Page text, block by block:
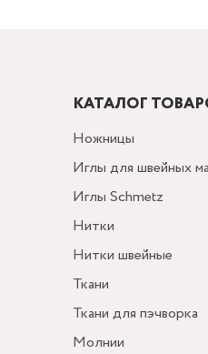
КАТАЛОГ
Ножницы
Иглы для швейных
Иглы Schmetz
Нитки
Нитки швейные
Ткани
Ткани для пэчворка
Молнии